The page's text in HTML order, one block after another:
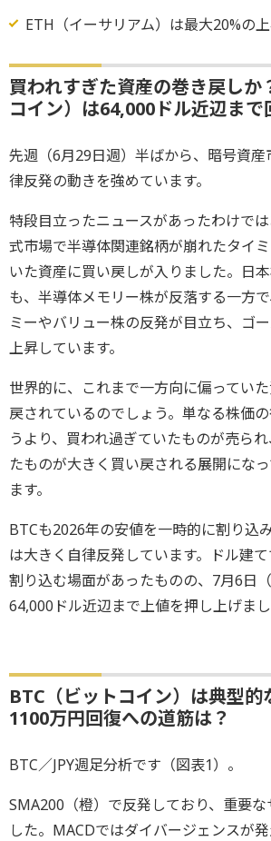
ETH（イーサリアム）は最大20%の
買われすぎた資産の巻き戻しか
コイン）は64,000ドル近辺まで
先週（6月29日週）半ばから、暗号資産
律反発の動きを強めています。
特段目立ったニュースがあったわけで
式市場で半導体関連銘柄が崩れたタイ
いた資産に買い戻しが入りました。日
も、半導体メモリー株が反落する一方
ミーやバリュー株の反発が目立ち、ゴ
上昇しています。
世界的に、これまで一方向に偏ってい
戻されているのでしょう。単なる株価
うより、買われ過ぎていたものが売ら
たものが大きく買い戻される展開にな
ます。
BTCも2026年の安値を一時的に割り込
は大きく自律反発しています。ドル建
割り込む場面があったものの、7月6日
64,000ドル近辺まで上値を押し上げまし
BTC（ビットコイン）は典型的
1100万円回復への道筋は？
BTC／JPY週足分析です（図表1）。
SMA200（橙）で反発しており、重要
した。MACDではダイバージェンスが